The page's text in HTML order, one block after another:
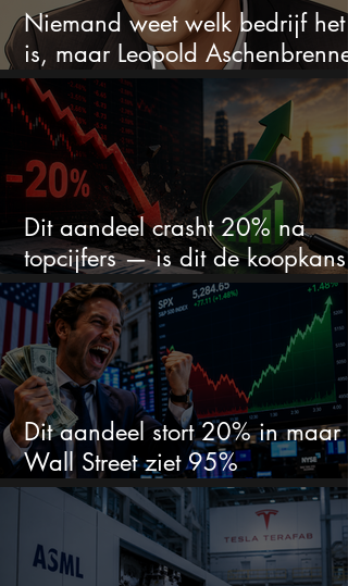
Niemand weet welk bedrijf het
is, maar Leopold Aschenbrenner
zet er nu $500 miljoen op
Dit aandeel crasht 20% na
topcijfers — is dit de koopkans
waar beleggers op wachtten?
Dit aandeel stort 20% in maar
Wall Street ziet 95%
koerspotentieel